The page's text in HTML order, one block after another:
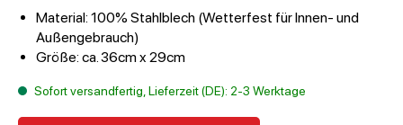
Material: 100% Stahlblech (Wetterfest für Innen- und
Außengebrauch)
Größe: ca. 36cm x 29cm
Sofort versandfertig, Lieferzeit (DE): 2-3 Werktage